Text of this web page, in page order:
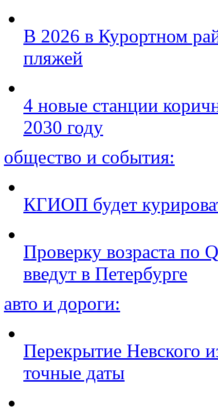
В 2026 в Курортном
пляжей
4 новые станции
2030 году
общество и события:
КГИОП будет
Проверку возраста по
введут в Петербурге
авто и дороги:
Перекрытие Невского
точные даты